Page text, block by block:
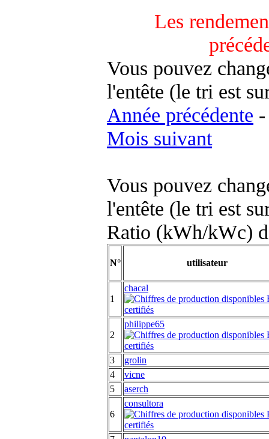
Les
Vous pouvez
l'entête (le tri est
Année précédente -
Mois suivant
Vous pouvez
l'entête (le tri est
Ratio (kWh/kWc)
N° utilisateur
1
chacal
2
philippe65
3
grolin
4
vicne
5
aserch
6
consultora